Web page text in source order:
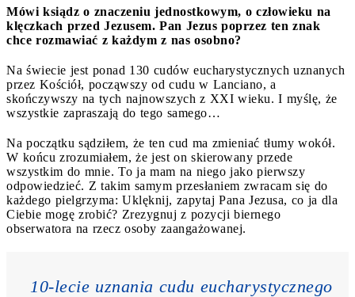
Mówi ksiądz o znaczeniu jednostkowym, o człowieku na
klęczkach przed Jezusem. Pan Jezus poprzez ten znak
chce rozmawiać z każdym z nas osobno?
Na świecie jest ponad 130 cudów eucharystycznych uznanych
przez Kościół, począwszy od cudu w Lanciano, a
skończywszy na tych najnowszych z XXI wieku. I myślę, że
wszystkie zapraszają do tego samego…
Na początku sądziłem, że ten cud ma zmieniać tłumy wokół.
W końcu zrozumiałem, że jest on skierowany przede
wszystkim do mnie. To ja mam na niego jako pierwszy
odpowiedzieć. Z takim samym przesłaniem zwracam się do
każdego pielgrzyma: Uklęknij, zapytaj Pana Jezusa, co ja dla
Ciebie mogę zrobić? Zrezygnuj z pozycji biernego
obserwatora na rzecz osoby zaangażowanej.
10-lecie uznania cudu eucharystycznego